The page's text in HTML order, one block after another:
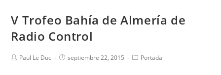
V Trofeo Bahía de Almería de
Radio Control
Paul Le Duc septiembre 22, 2015 Portada